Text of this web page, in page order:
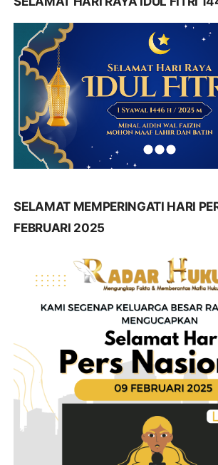
SELAMAT MEMPERINGATI HARI
FEBRUARI 2025